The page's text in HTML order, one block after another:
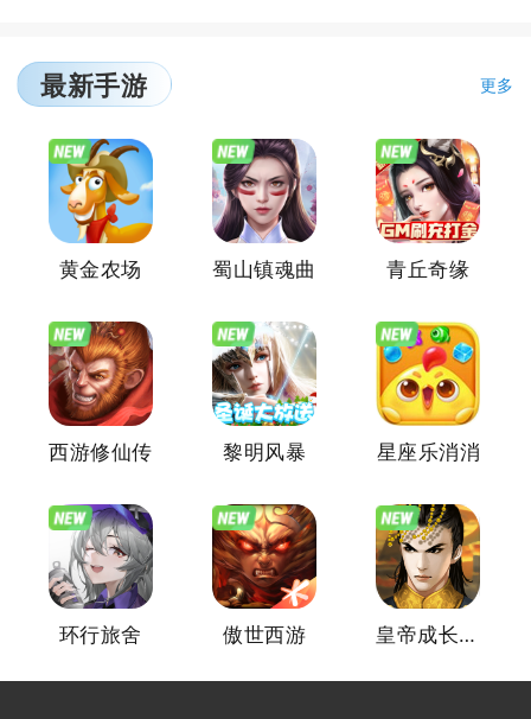
最新手游 更多
黄金农场 蜀山镇魂曲 青丘奇缘
西游修仙传 黎明风暴 星座乐消消
环行旅舍 傲世西游 皇帝成长计划2官方版